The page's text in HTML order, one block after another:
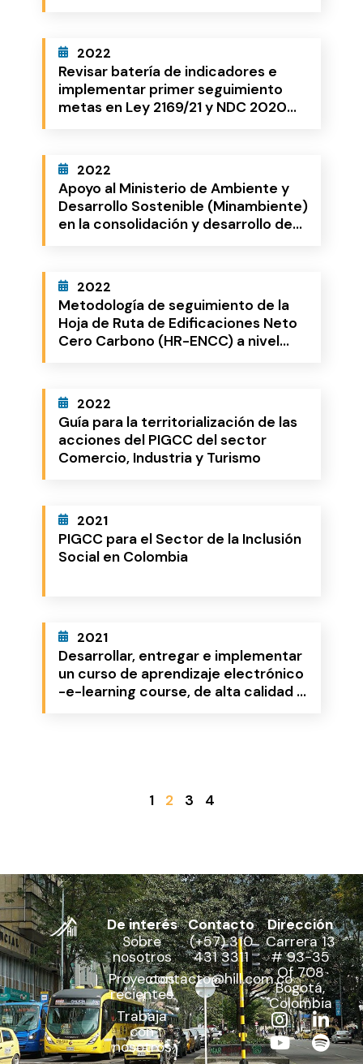
2022
Revisar batería de indicadores e
implementar primer seguimiento
metas en Ley 2169/21 y NDC 2020
2022
Apoyo al Ministerio de Ambiente y
Desarrollo Sostenible (Minambiente)
en la consolidación y desarrollo de
Climático (PIGCC), su articulación
con la implementación de la
Contribución Nacionalmente
Determinada (NDC) y la Estrategia
Climática de Largo Plazo (E2050)
2022
Metodología de seguimiento de la
Hoja de Ruta de Edificaciones Neto
Cero Carbono (HR-ENCC) a nivel
2022
Guía para la territorialización de las
acciones del PIGCC del sector
Comercio, Industria y Turismo
2021
PIGCC para el Sector de la Inclusión
Social en Colombia
2021
Desarrollar, entregar e implementar
un curso de aprendizaje electrónico
-e-learning course, de alta calidad y
1 2 3 4
De interés
Sobre
nosotros
Proyectos
recientes
Trabaja
con
nosotros
Contacto
(+57) 310
431 3311
contacto@hill.com.co
Dirección
Carrera 13
# 93-35
Of 708
Bogotá,
Colombia